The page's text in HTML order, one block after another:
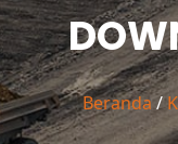
Beranda/